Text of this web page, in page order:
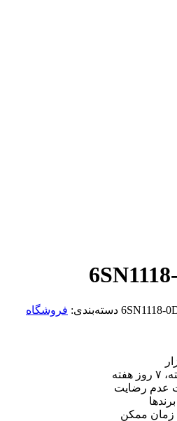
6SN1118- دسته‌بندی: فروشگاه
عدم رضایت
زمان ممکن